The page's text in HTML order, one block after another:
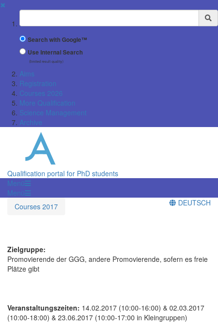
✖
Suchbegriff
Search with Google™
Use Internal Search
(limited result quality)
Aims
Registration
Courses 2026
More Qualification
Science Management
Archive
Qualification portal for PhD students
Menü
Menü
Courses 2017
DEUTSCH
Zielgruppe:
Promovierende der GGG, andere Promovierende, sofern es freie
Plätze gibt
Veranstaltungszeiten: 14.02.2017 (10:00-16:00) & 02.03.2017
(10:00-18:00) & 23.06.2017 (10:00-17:00 in Kleingruppen)